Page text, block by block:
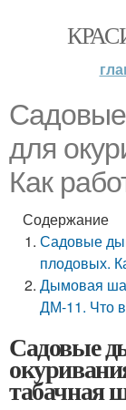
для
Как
Содержание
Садовые
плодовых.
Дымовая
ДМ-11. Что
Садовые
табачная